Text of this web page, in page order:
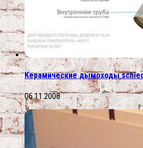
Керамические дымоходы
06.11.2008